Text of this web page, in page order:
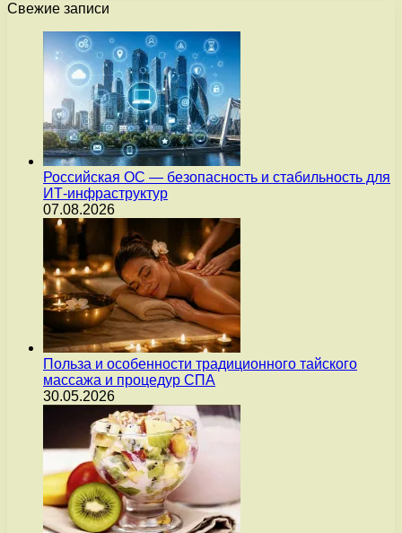
Свежие записи
Российская ОС — безопасность и стабильность для
ИТ-инфраструктур
07.08.2026
Польза и особенности традиционного тайского
массажа и процедур СПА
30.05.2026